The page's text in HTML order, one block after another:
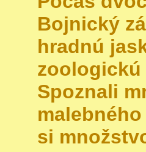
Bojnický
hradnú
zoologickú
Spoznali
si